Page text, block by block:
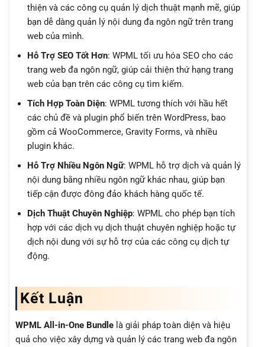
thiện và các công cụ quản lý dịch thuật mạnh mẽ, giúp
bạn dễ dàng quản lý nội dung đa ngôn ngữ trên trang
web của mình.
Hỗ Trợ SEO Tốt Hơn: WPML tối ưu hóa SEO cho các
trang web đa ngôn ngữ, giúp cải thiện thứ hạng trang
web của bạn trên các công cụ tìm kiếm.
Tích Hợp Toàn Diện: WPML tương thích với hầu hết
các chủ đề và plugin phổ biến trên WordPress, bao
gồm cả WooCommerce, Gravity Forms, và nhiều
plugin khác.
Hỗ Trợ Nhiều Ngôn Ngữ: WPML hỗ trợ dịch và quản lý
nội dung bằng nhiều ngôn ngữ khác nhau, giúp bạn
tiếp cận được đông đảo khách hàng quốc tế.
Dịch Thuật Chuyên Nghiệp: WPML cho phép bạn tích
hợp với các dịch vụ dịch thuật chuyên nghiệp hoặc tự
dịch nội dung với sự hỗ trợ của các công cụ dịch tự
động.
Kết Luận
WPML All-in-One Bundle là giải pháp toàn diện và hiệu
quả cho việc xây dựng và quản lý các trang web đa ngôn